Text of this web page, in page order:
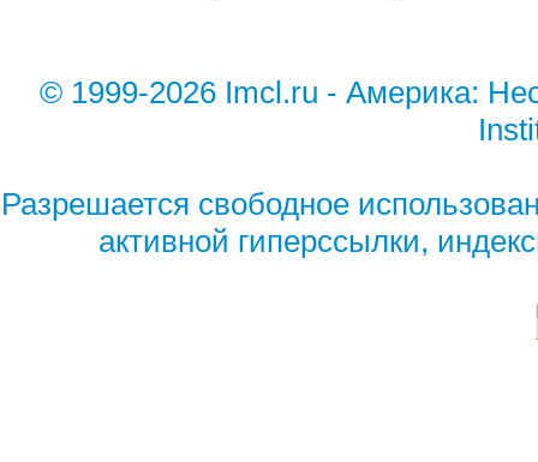
© 1999-2026 Imcl.ru - Америка:
Разрешается свободное
активной гиперссылки,